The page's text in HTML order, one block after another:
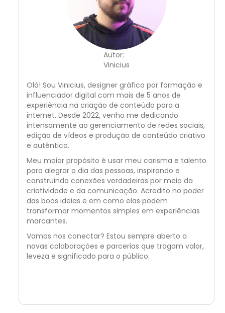
Autor:
Vinicius
Olá! Sou Vinicius, designer gráfico por formação e
influenciador digital com mais de 5 anos de
experiência na criação de conteúdo para a
internet. Desde 2022, venho me dedicando
intensamente ao gerenciamento de redes sociais,
edição de vídeos e produção de conteúdo criativo
e autêntico.
Meu maior propósito é usar meu carisma e talento
para alegrar o dia das pessoas, inspirando e
construindo conexões verdadeiras por meio da
criatividade e da comunicação. Acredito no poder
das boas ideias e em como elas podem
transformar momentos simples em experiências
marcantes.
Vamos nos conectar? Estou sempre aberto a
novas colaborações e parcerias que tragam valor,
leveza e significado para o público.